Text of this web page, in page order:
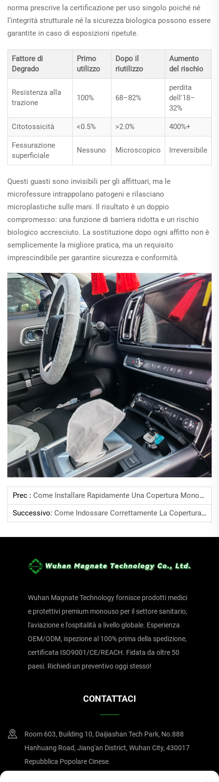
norma prescrive la certificazione per uso singolo poiché né
l’integrità strutturale né la sicurezza biologica possono essere
garantite in caso di esposizioni ripetute.
Fattore di
Degrado
Primo
utilizzo
Dopo il
riutilizzo
Aumento
del rischio
Resistenza alla
trazione
100% 68–82%
perdita
dell'18–
32%
Citotossicità <0.5% >2.0% 400%+
Fessurazione
superficiale
Nessuno Microscopico Irreversibile
Questi guasti sono invisibili per gli affittuari, ma le
microfessure intrappolano patogeni e rilasciano
microplastiche sulle mani. Il risultato è un doppio
compromesso: una funzione di barriera ridotta e un rischio
biologico accresciuto. La sostituzione dopo ogni affitto non è
semplicemente la migliore pratica, ma un requisito
imprescindibile per garantire sicurezza e conformità.
Prec : Come Installare Rapidamente Una Copertura Monouso Per Sedili In Auto?
Successivo: Come Indossare Correttamente La Copertura Monouso Per La Leva Del Cambio?
Wuhan Magnate Technology fornisce prodotti medici
e protettivi premium monouso per il settore sanitario,
l'aviazione e l'ospitalità a livello globale. Esperienza
OEM/ODM, ispezione al 100% prima della spedizione,
certificata ISO9001/CE/REACH. Fidata da oltre 50
paesi. Richiedi un preventivo oggi stesso!
CONTATTACI
Room 603, Building 10, Daijiashan Tech Park, No.888
Hanhuang Road, Jiang'an District, Wuhan City, 430017
Repubblica Popolare Cinese.